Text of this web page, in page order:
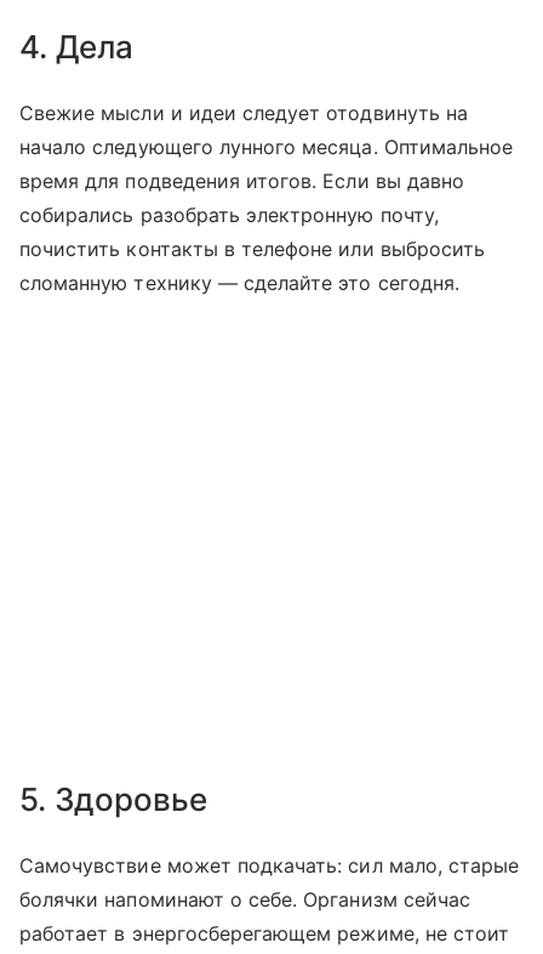
4. Дела
Свежие мысли и идеи следует отодвинуть на
начало следующего лунного месяца. Оптимальное
время для подведения итогов. Если вы давно
собирались разобрать электронную почту,
почистить контакты в телефоне или выбросить
сломанную технику — сделайте это сегодня.
5. Здоровье
Самочувствие может подкачать: сил мало, старые
болячки напоминают о себе. Организм сейчас
работает в энергосберегающем режиме, не стоит